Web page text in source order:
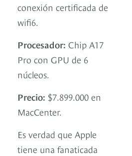
conexión certificada de
wifi6.
Procesador: Chip A17
Pro con GPU de 6
núcleos.
Precio: $7.899.000 en
MacCenter.
Es verdad que Apple
tiene una fanaticada